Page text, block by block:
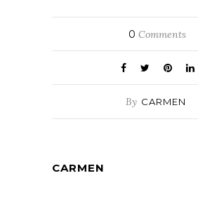
0 Comments
By CARMEN
CARMEN